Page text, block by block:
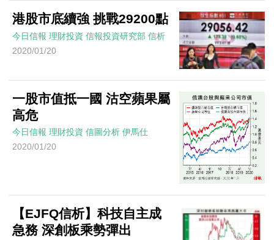
港股市底續強 挑戰29200點
今日信報 理財投資 信報投資研究部 信析
2020/01/20
一股市值抵一國 沽空蘋果屬
高危
今日信報 理財投資 信圖分析 伊馬仕
2020/01/20
【EJFQ信析】科技自主成
急務 深創板乘勢彈出